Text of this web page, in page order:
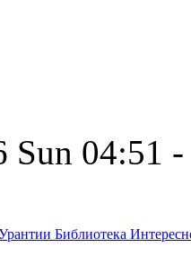
Sun 04:51
Библиотека